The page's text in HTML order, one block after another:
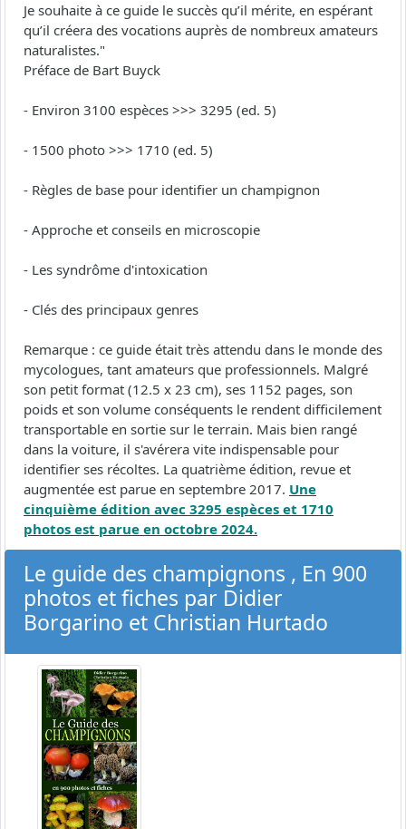
Je souhaite à ce guide le succès qu’il mérite, en espérant
qu’il créera des vocations auprès de nombreux amateurs
naturalistes."
Préface de Bart Buyck
- Environ 3100 espèces >>> 3295 (ed. 5)
- 1500 photo >>> 1710 (ed. 5)
- Règles de base pour identifier un champignon
- Approche et conseils en microscopie
- Les syndrôme d'intoxication
- Clés des principaux genres
Remarque : ce guide était très attendu dans le monde des
mycologues, tant amateurs que professionnels. Malgré
son petit format (12.5 x 23 cm), ses 1152 pages, son
poids et son volume conséquents le rendent difficilement
transportable en sortie sur le terrain. Mais bien rangé
dans la voiture, il s'avérera vite indispensable pour
identifier ses récoltes. La quatrième édition, revue et
augmentée est parue en septembre 2017. Une
cinquième édition avec 3295 espèces et 1710
photos est parue en octobre 2024.
Le guide des champignons , En 900
photos et fiches par Didier
Borgarino et Christian Hurtado